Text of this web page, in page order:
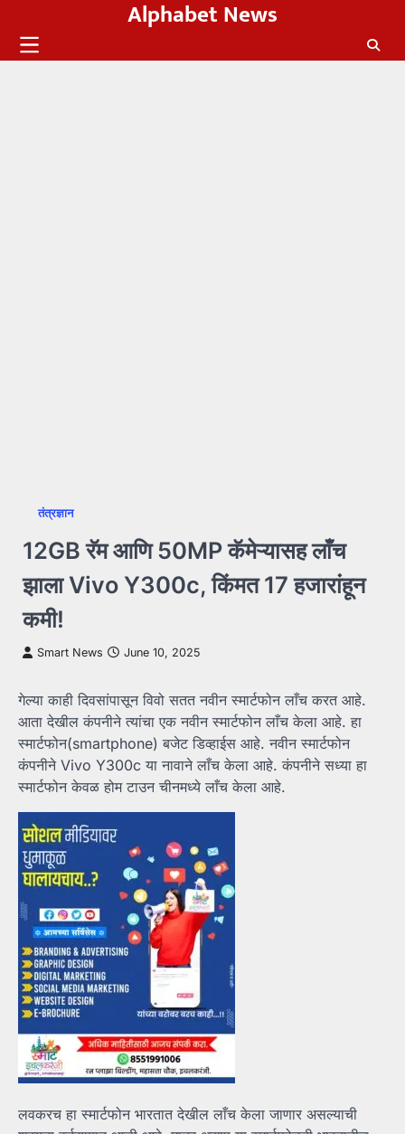
content
Alphabet News
तंत्रज्ञान
12GB रॅम आणि 50MP कॅमेऱ्यासह लाँच
झाला Vivo Y300c, किंमत 17 हजारांहून
कमी!
Smart News June 10, 2025
गेल्या काही दिवसांपासून विवो सतत नवीन स्मार्टफोन लाँच करत आहे.
आता देखील कंपनीने त्यांचा एक नवीन स्मार्टफोन लाँच केला आहे. हा
स्मार्टफोन(smartphone) बजेट डिव्हाईस आहे. नवीन स्मार्टफोन
कंपनीने Vivo Y300c या नावाने लाँच केला आहे. कंपनीने सध्या हा
स्मार्टफोन केवळ होम टाउन चीनमध्ये लाँच केला आहे.
लवकरच हा स्मार्टफोन भारतात देखील लाँच केला जाणार असल्याची